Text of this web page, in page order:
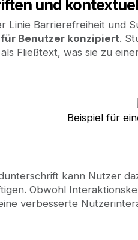
und
Linie Barrierefreiheit und
Benutzer konzipiert.
Fließtext, was sie zu
Beispiel für
kann Nutzer
Obwohl
verbesserte